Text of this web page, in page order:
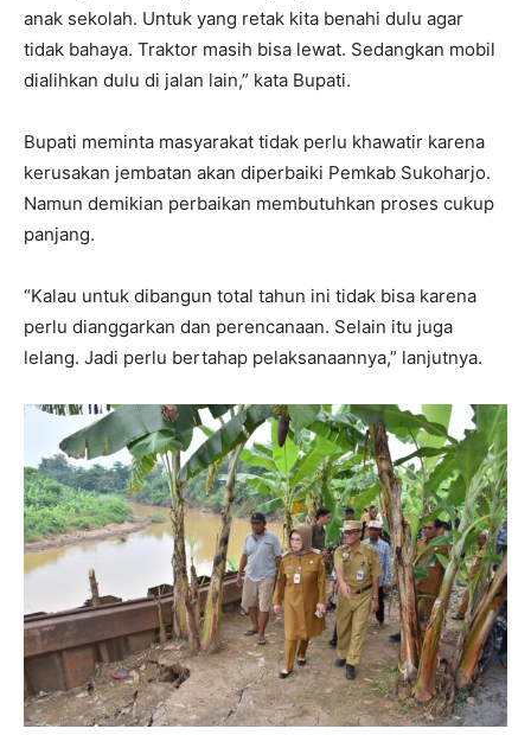
anak sekolah. Untuk yang retak kita benahi dulu agar
tidak bahaya. Traktor masih bisa lewat. Sedangkan mobil
dialihkan dulu di jalan lain,” kata Bupati.
Bupati meminta masyarakat tidak perlu khawatir karena
kerusakan jembatan akan diperbaiki Pemkab Sukoharjo.
Namun demikian perbaikan membutuhkan proses cukup
panjang.
“Kalau untuk dibangun total tahun ini tidak bisa karena
perlu dianggarkan dan perencanaan. Selain itu juga
lelang. Jadi perlu bertahap pelaksanaannya,” lanjutnya.